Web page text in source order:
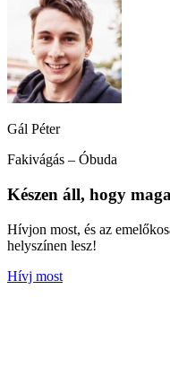
Gál Péter
Fakivágás – Óbuda
Készen áll, hogy
Hívjon most, és az
helyszínen lesz!
Hívj most